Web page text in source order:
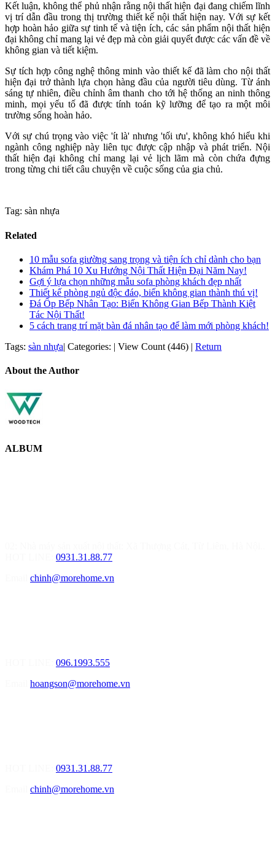
Kết luận, không thể phủ nhận rằng nội thất hiện đại đang chiếm lĩnh
vị trí dẫn đầu trong thị trường thiết kế nội thất hiện nay. Với sự kết
hợp hoàn hảo giữa sự tinh tế và tiện ích, các sản phẩm nội thất hiện
đại không chỉ mang lại vẻ đẹp mà còn giải quyết được các vấn đề về
không gian và tiết kiệm.
Sự tích hợp công nghệ thông minh vào thiết kế đã làm cho nội thất
hiện đại trở thành lựa chọn hàng đầu của người tiêu dùng. Từ ánh
sáng tự nhiên, điều chỉnh âm thanh cho tới hệ thống an ninh thông
minh, mọi yếu tố đã được tính toán kỹ lưỡng để tạo ra một môi
trường sống hoàn hảo.
Với sự chú trọng vào việc 'ít là' nhưng 'tối ưu', không khó hiểu khi
ngành công nghiệp này liên tục được cập nhập và phát triển. Nội
thất hiện đại không chỉ mang lại vẻ lịch lãm mà còn chứa đựng
trong từng chi tiết câu chuyện về cuộc sống của gia chủ.
Tag: sàn nhựa
Related
10 mẫu sofa giường sang trọng và tiện ích chỉ dành cho bạn
Khám Phá 10 Xu Hướng Nội Thất Hiện Đại Năm Nay!
Gợi ý lựa chọn những mẫu sofa phòng khách đẹp nhất
Thiết kế phòng ngủ độc đáo, biến không gian thành thú vị!
Đá Ốp Bếp Nhân Tạo: Biến Không Gian Bếp Thành Kiệt
Tác Nội Thất!
5 cách trang trí mặt bàn đá nhân tạo để làm mới phòng khách!
Tags: sàn nhựa| Categories: | View Count (446) | Return
About the Author
ALBUM
0931.31.88.77
chinh@morehome.vn
096.1993.555
hoangson@morehome.vn
0931.31.88.77
chinh@morehome.vn